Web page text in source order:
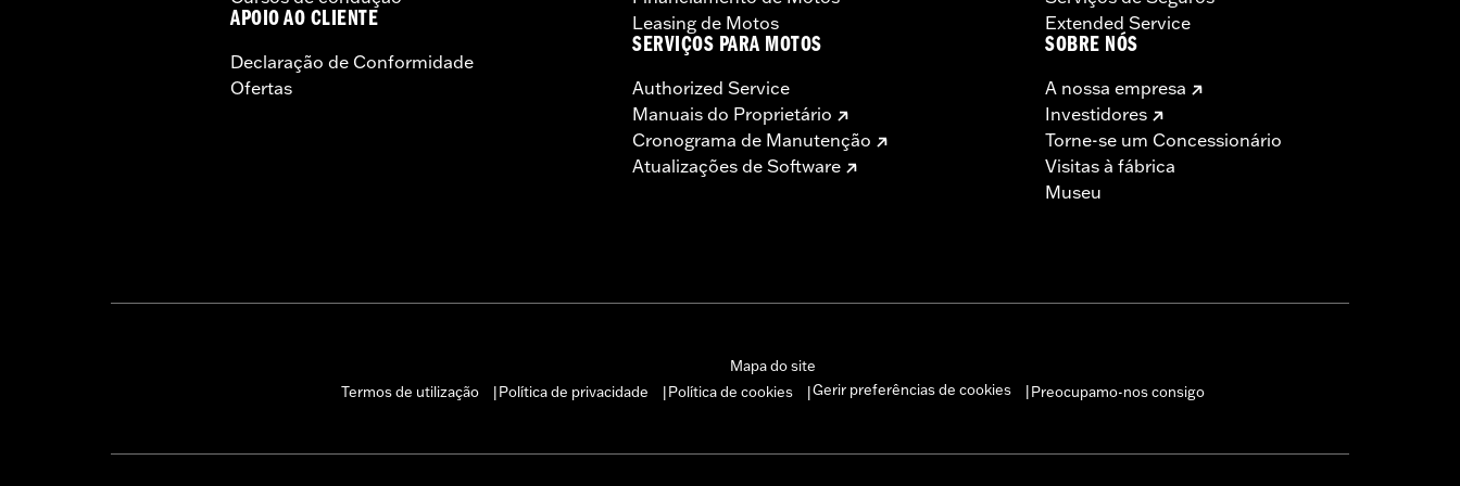
APOIO AO CLIENTE
Declaração de Conformidade
Ofertas
Leasing de Motos
SERVIÇOS PARA MOTOS
Authorized Service
Manuais do Proprietário
Cronograma de Manutenção
Atualizações de Software
Extended Service
SOBRE NÓS
A nossa empresa
Investidores
Torne-se um Concessionário
Visitas à fábrica
Museu
Mapa do site
Termos de utilização
Política de privacidade Política de cookies Gerir preferências de cookies Preocupamo-nos consigo